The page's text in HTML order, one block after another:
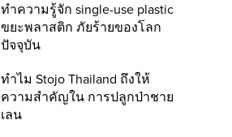
ทำความรู้จัก single-use plastic
ขยะพลาสติก ภัยร้ายของโลก
ปัจจุบัน
ทำไม Stojo Thailand ถึงให้
ความสำคัญใน การปลูกป่าชาย
เลน